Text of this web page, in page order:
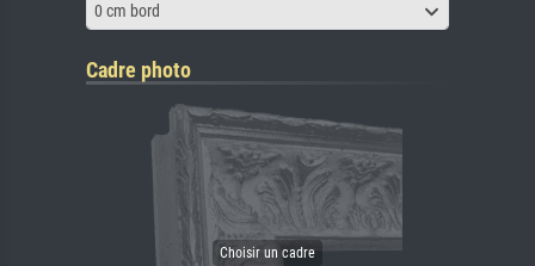
0 cm bord
Cadre photo